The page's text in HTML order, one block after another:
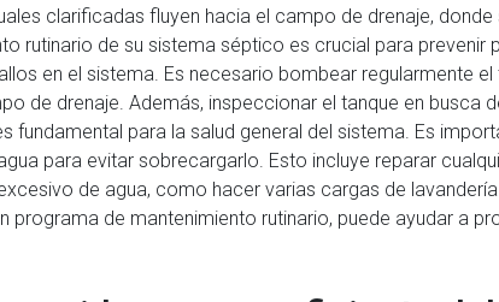
clarificadas fluyen hacia el campo de drenaje, donde
rutinario de su sistema séptico es crucial para prevenir
en el sistema. Es necesario bombear regularmente el
de drenaje. Además, inspeccionar el tanque en busca
para la salud general del sistema. Es
para evitar sobrecargarlo. Esto incluye reparar
de agua, como hacer varias cargas de
de mantenimiento rutinario, puede ayudar a